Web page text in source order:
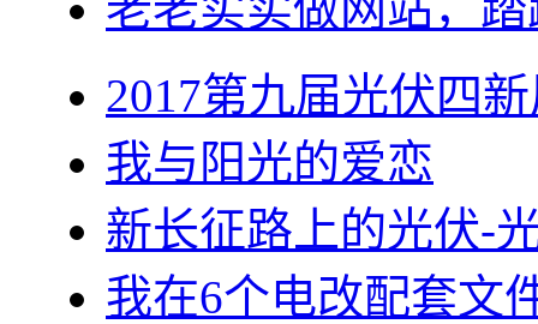
2017第九届光伏四
我与阳光的爱恋
新长征路上的光伏-
我在6个电改配套文